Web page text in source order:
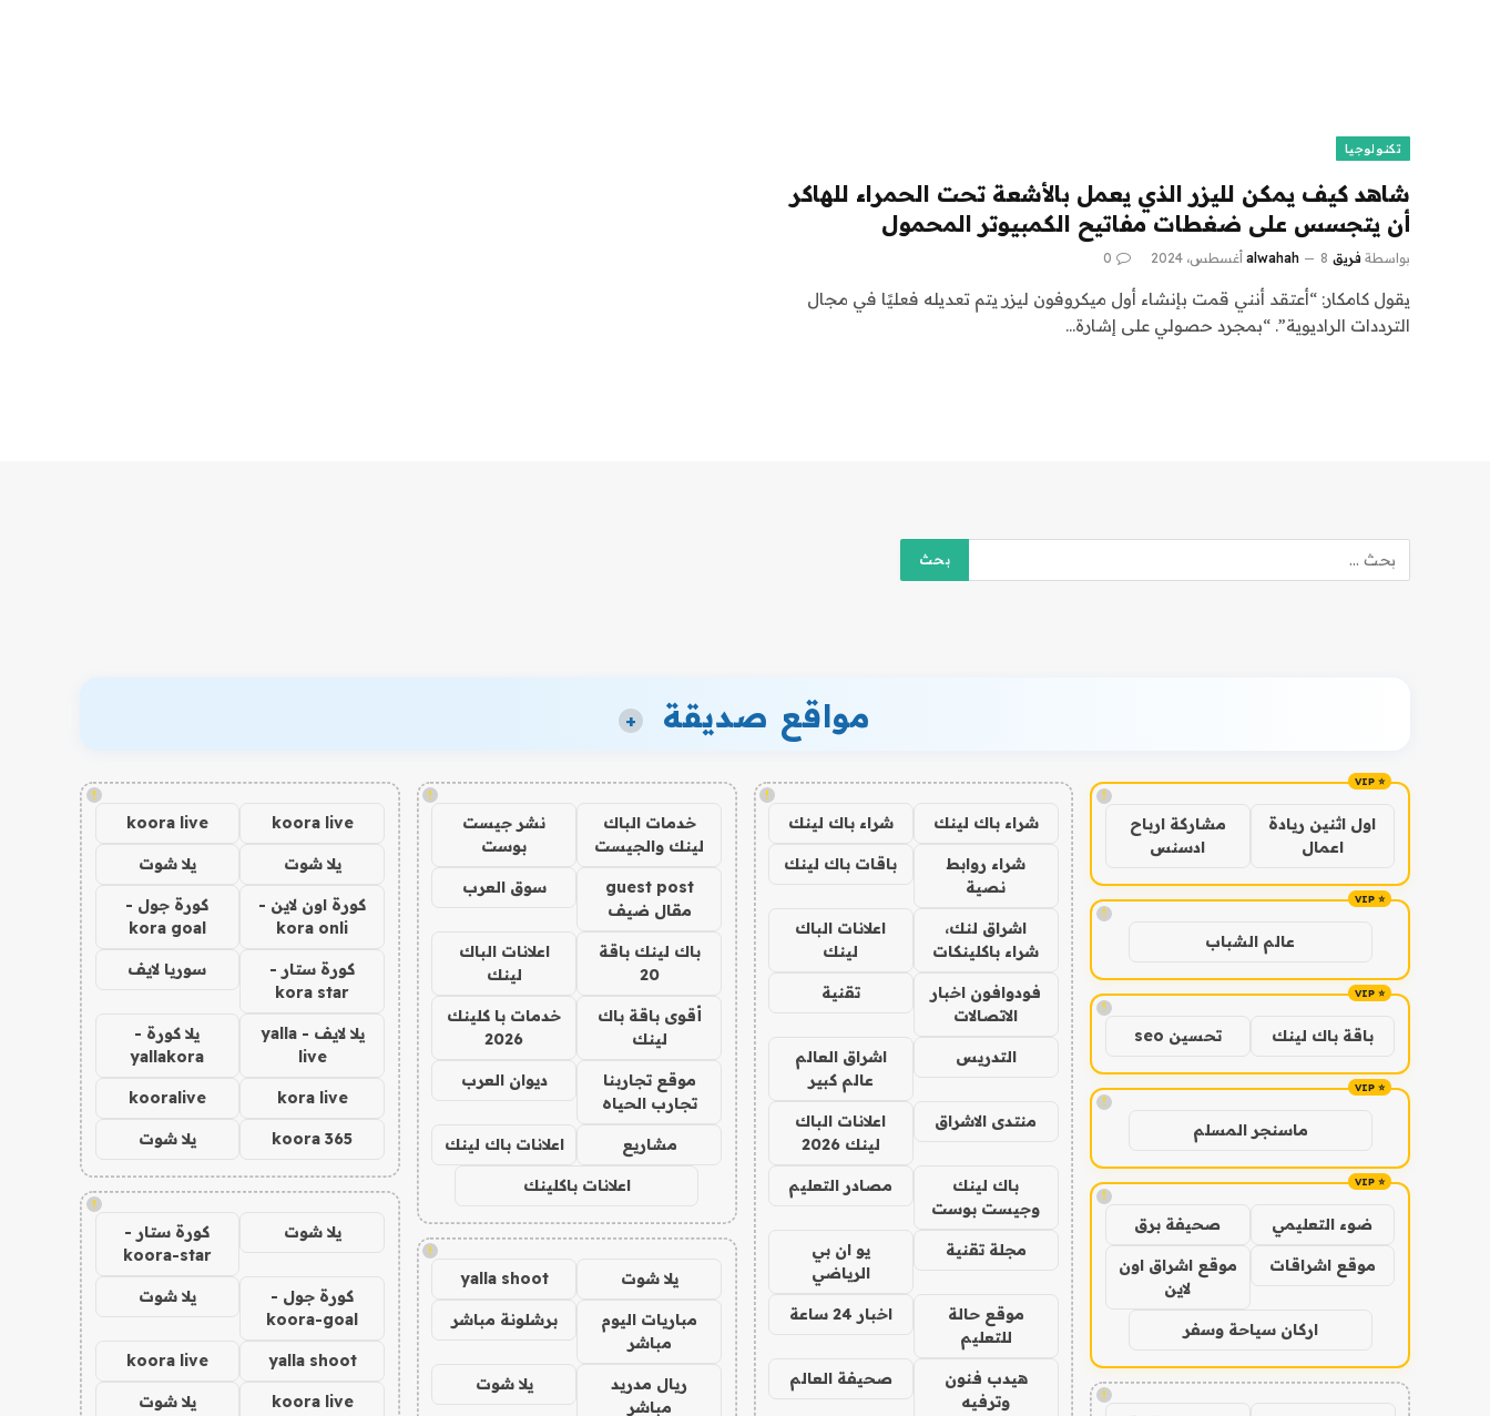
تكنولوجيا
شاهد كيف يمكن لليزر الذي يعمل بالأشعة تحت الحمراء للهاكر
أن يتجسس على ضغطات مفاتيح الكمبيوتر المحمول
بواسطة فريق alwahah 8 أغسطس، 2024 0
يقول كامكار: “أعتقد أنني قمت بإنشاء أول ميكروفون ليزر يتم تعديله فعليًا في مجال
الترددات الراديوية”. “بمجرد حصولي على إشارة…
مواقع صديقة +
!
اول اثنين ريادة
اعمال
مشاركة ارباح
ادسنس
!
عالم الشباب
!
باقة باك لينك تحسين seo
!
ماسنجر المسلم
!
ضوء التعليمي صحيفة برق
موقع اشراقات
موقع اشراق اون
لاين
اركان سياحة وسفر
!
!
شراء باك لينك شراء باك لينك
شراء روابط
نصية
باقات باك لينك
اشراق لنك،
شراء باكلينكات
اعلانات الباك
لينك
فودوافون اخبار
الاتصالات
تقنية
التدريس
اشراق العالم
عالم كبير
منتدى الاشراق
اعلانات الباك
لينك 2026
باك لينك
وجيست بوست
مصادر التعليم
مجلة تقنية
يو ان بي
الرياضي
موقع حالة
للتعليم
اخبار 24 ساعة
هيدب فنون
وترفيه
صحيفة العالم
!
خدمات الباك
لينك والجيست
نشر جيست
بوست
guest post
مقال ضيف
سوق العرب
باك لينك باقة
20
اعلانات الباك
لينك
أقوى باقة باك
لينك
خدمات با كلينك
2026
موقع تجاربنا
تجارب الحياه
ديوان العرب
مشاريع اعلانات باك لينك
اعلانات باكلينك
!
يلا شوت yalla shoot
مباريات اليوم
مباشر
برشلونة مباشر
ريال مدريد
مباشر
يلا شوت
!
koora live
koora live
يلا شوت يلا شوت
كورة اون لاين -
kora onli
كورة جول -
kora goal
كورة ستار -
kora star
سوريا لايف
يلا لايف - yalla
live
يلا كورة -
yallakora
kora live
kooralive
koora 365 يلا شوت
!
يلا شوت
كورة ستار -
koora-star
كورة جول -
koora-goal
يلا شوت
yalla shoot
koora live
koora live يلا شوت